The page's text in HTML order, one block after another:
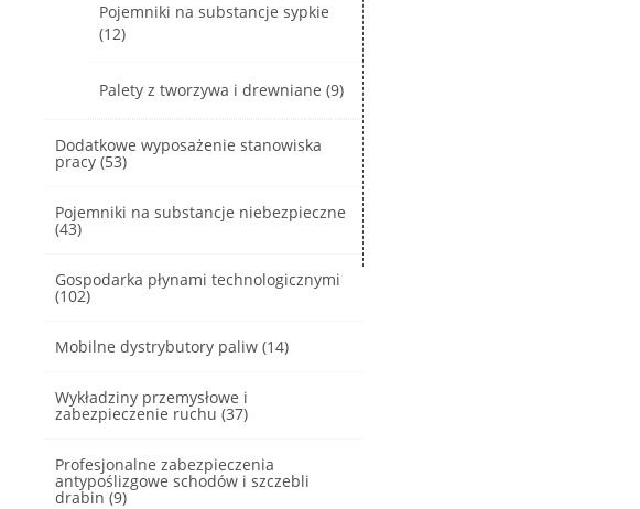
Pojemniki na substancje sypkie
(12)
Palety z tworzywa i drewniane (9)
Dodatkowe wyposażenie stanowiska
pracy (53)
Pojemniki na substancje niebezpieczne
(43)
Gospodarka płynami technologicznymi
(102)
Mobilne dystrybutory paliw (14)
Wykładziny przemysłowe i
zabezpieczenie ruchu (37)
Profesjonalne zabezpieczenia
antypoślizgowe schodów i szczebli
drabin (9)